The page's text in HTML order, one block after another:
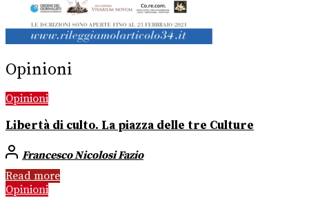
Opinioni
Opinioni
Libertà di culto. La piazza delle tre Culture
Francesco Nicolosi Fazio
Read more
Opinioni